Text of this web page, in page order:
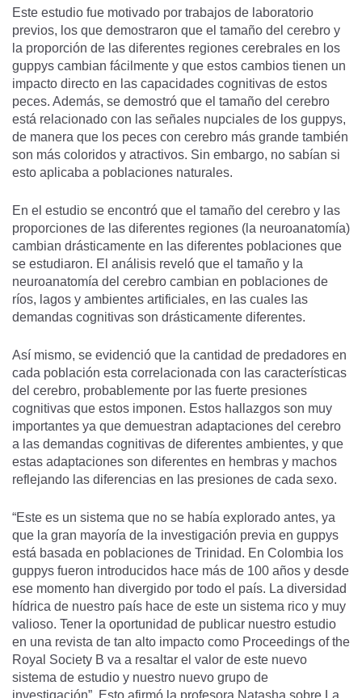
Este estudio fue motivado por trabajos de laboratorio
previos, los que demostraron que el tamaño del cerebro y
la proporción de las diferentes regiones cerebrales en los
guppys cambian fácilmente y que estos cambios tienen un
impacto directo en las capacidades cognitivas de estos
peces. Además, se demostró que el tamaño del cerebro
está relacionado con las señales nupciales de los guppys,
de manera que los peces con cerebro más grande también
son más coloridos y atractivos. Sin embargo, no sabían si
esto aplicaba a poblaciones naturales.
En el estudio se encontró que el tamaño del cerebro y las
proporciones de las diferentes regiones (la neuroanatomía)
cambian drásticamente en las diferentes poblaciones que
se estudiaron. El análisis reveló que el tamaño y la
neuroanatomía del cerebro cambian en poblaciones de
ríos, lagos y ambientes artificiales, en las cuales las
demandas cognitivas son drásticamente diferentes.
Así mismo, se evidenció que la cantidad de predadores en
cada población esta correlacionada con las características
del cerebro, probablemente por las fuerte presiones
cognitivas que estos imponen. Estos hallazgos son muy
importantes ya que demuestran adaptaciones del cerebro
a las demandas cognitivas de diferentes ambientes, y que
estas adaptaciones son diferentes en hembras y machos
reflejando las diferencias en las presiones de cada sexo.
“Este es un sistema que no se había explorado antes, ya
que la gran mayoría de la investigación previa en guppys
está basada en poblaciones de Trinidad. En Colombia los
guppys fueron introducidos hace más de 100 años y desde
ese momento han divergido por todo el país. La diversidad
hídrica de nuestro país hace de este un sistema rico y muy
valioso. Tener la oportunidad de publicar nuestro estudio
en una revista de tan alto impacto como Proceedings of the
Royal Society B va a resaltar el valor de este nuevo
sistema de estudio y nuestro nuevo grupo de
investigación”. Esto afirmó la profesora Natasha sobre La